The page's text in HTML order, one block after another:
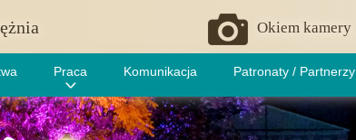
Okiem kamery
Praca Komunikacja Patronaty / Partnerzy